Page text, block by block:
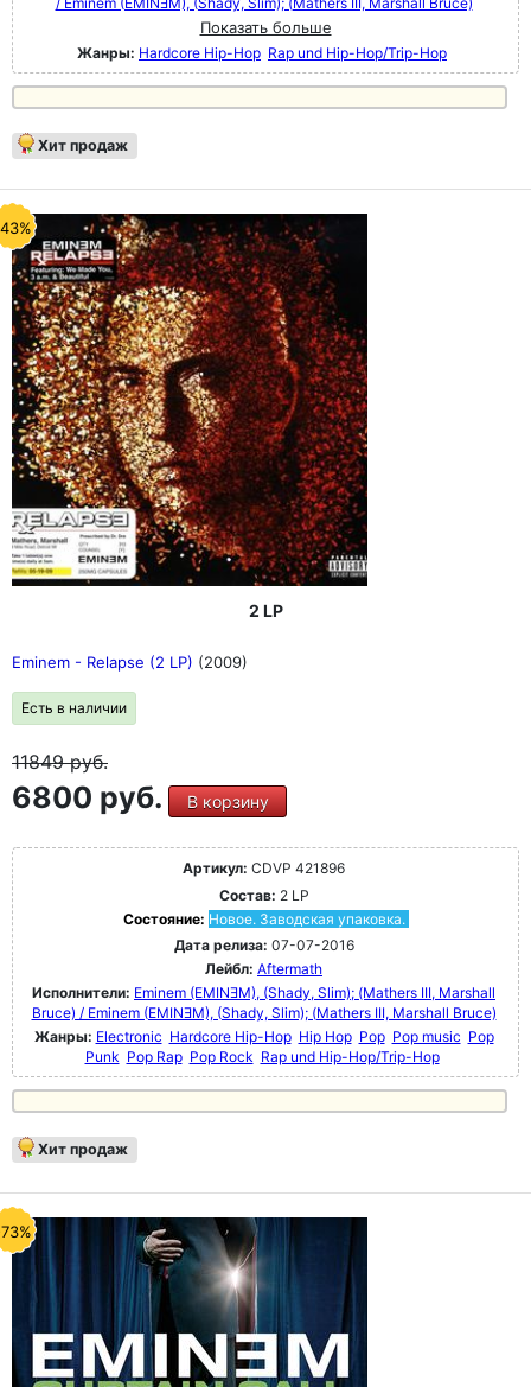
Показать больше
Жанры: Hardcore Hip-Hop Rap und Hip-Hop/Trip-Hop
Хит продаж
2 LP
Eminem - Relapse (2 LP) (2009)
Есть в наличии
11849руб.
6800 руб. В корзину
Артикул: CDVP 421896
Состав: 2 LP
Состояние: Новое. Заводская упаковка.
Дата релиза: 07-07-2016
Лейбл: Aftermath
Исполнители: Eminem (EMINƎM), (Shady, Slim); (Mathers III, Marshall
Bruce) / Eminem (EMINƎM), (Shady, Slim); (Mathers III, Marshall Bruce)
Жанры: Electronic Hardcore Hip-Hop Hip Hop Pop Pop music Pop
Punk Pop Rap Pop Rock Rap und Hip-Hop/Trip-Hop
Хит продаж